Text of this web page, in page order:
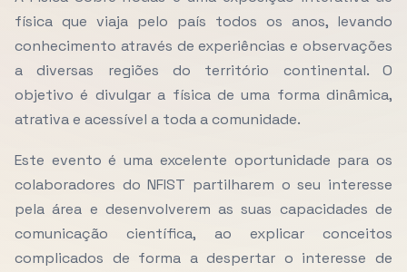
física que viaja pelo país todos os anos, levando
conhecimento através de experiências e observações
a diversas regiões do território continental. O
objetivo é divulgar a física de uma forma dinâmica,
atrativa e acessível a toda a comunidade.
Este evento é uma excelente oportunidade para os
colaboradores do NFIST partilharem o seu interesse
pela área e desenvolverem as suas capacidades de
comunicação científica, ao explicar conceitos
complicados de forma a despertar o interesse de